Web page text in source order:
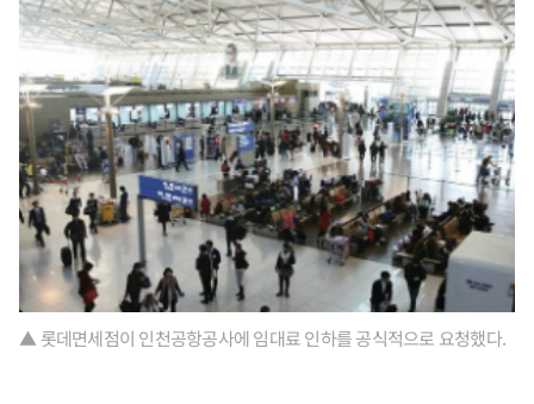
▲ 롯데면세점이 인천공항공사에 임대료 인하를 공식적으로 요청했다.